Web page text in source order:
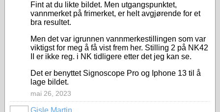
Fint at du likte bildet. Men utgangspunktet,
vannmerket på frimerket, er helt avgjørende for et
bra resultet.
Men det var igrunnen vannmerkestillingen som var
viktigst for meg å få vist frem her. Stilling 2 på NK42
II er ikke reg. i NK tidligere etter det jeg kan se.
Det er benyttet Signoscope Pro og Iphone 13 til å
lage bildet.
mai 26, 2023
Gisle Martin